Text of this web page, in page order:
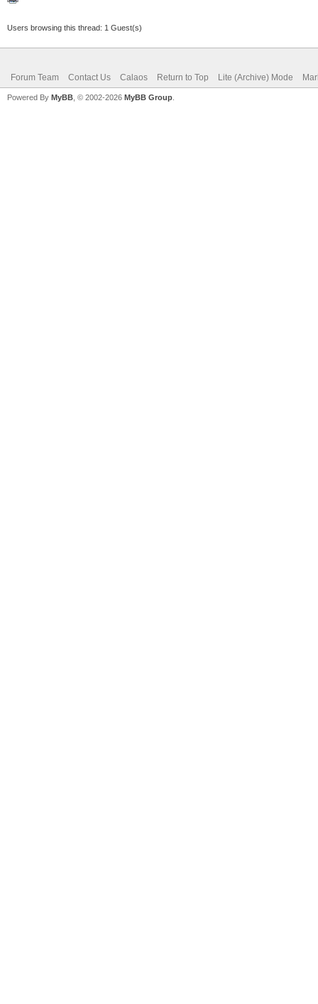
Users browsing this thread: 1 Guest(s)
Forum Team Contact Us Calaos Return to Top Lite (Archive) Mode
Powered By MyBB , © 2002-2026 MyBB Group